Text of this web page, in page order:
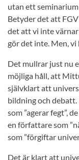
utan ett
Betyder det att
det att vi inte
gör det inte. Men,
Det mullrar just nu
möjliga håll, att
självklart att
bildning och
som ”agerar fegt”,
en författare som
som ”förgiftar
Det är klart att